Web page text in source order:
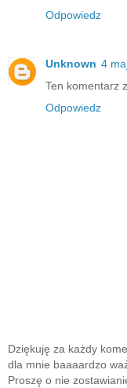
Odpowiedz
Unknown 4
Ten komentarz
Odpowiedz
Dziękuję za każdy
dla mnie baaaardzo
Proszę o nie